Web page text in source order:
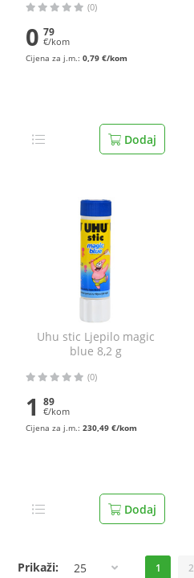
(0)
0 79
€/kom
Cijena za j.m.: 0,79 €/kom
Dodaj
Uhu stic Ljepilo magic
blue 8,2 g
(0)
1 89
€/kom
Cijena za j.m.: 230,49 €/kom
Dodaj
Prikaži: 25 1 2